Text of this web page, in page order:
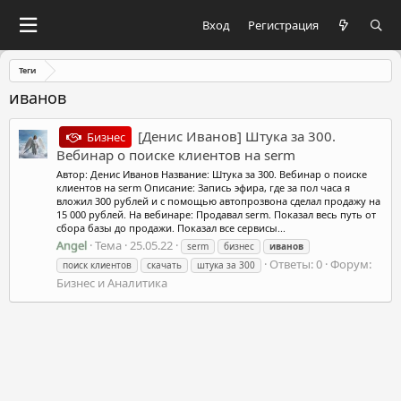
Вход Регистрация
Теги
иванов
Бизнес
[Денис Иванов] Штука за 300.
Вебинар о поиске клиентов на serm
Автор: Денис Иванов Название: Штука за 300. Вебинар о поиске
клиентов на serm Описание: Запись эфира, где за пол часа я
вложил 300 рублей и с помощью автопрозвона сделал продажу на
15 000 рублей. На вебинаре: Продавал serm. Показал весь путь от
сбора базы до продажи. Показал все сервисы...
Angel Тема 25.05.22 serm бизнес
иванов
поиск клиентов
скачать штука за 300 Ответы: 0 Форум:
Бизнес и Аналитика